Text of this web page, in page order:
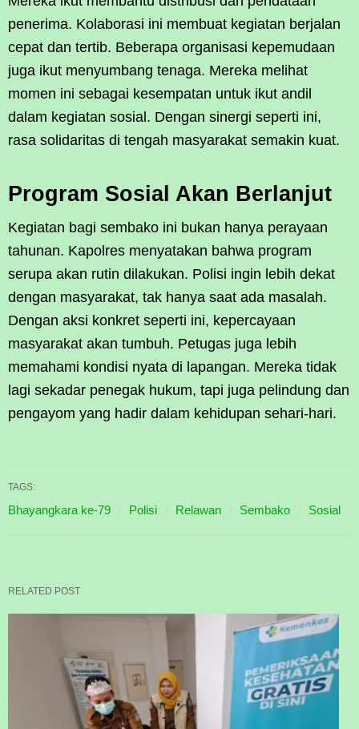
penerima. Kolaborasi ini membuat kegiatan berjalan
cepat dan tertib. Beberapa organisasi kepemudaan
juga ikut menyumbang tenaga. Mereka melihat
momen ini sebagai kesempatan untuk ikut andil
dalam kegiatan sosial. Dengan sinergi seperti ini,
rasa solidaritas di tengah masyarakat semakin kuat.
Program Sosial Akan Berlanjut
Kegiatan bagi sembako ini bukan hanya perayaan
tahunan. Kapolres menyatakan bahwa program
serupa akan rutin dilakukan. Polisi ingin lebih dekat
dengan masyarakat, tak hanya saat ada masalah.
Dengan aksi konkret seperti ini, kepercayaan
masyarakat akan tumbuh. Petugas juga lebih
memahami kondisi nyata di lapangan. Mereka tidak
lagi sekadar penegak hukum, tapi juga pelindung dan
pengayom yang hadir dalam kehidupan sehari-hari.
TAGS:
Bhayangkara ke-79 Polisi Relawan Sembako Sosial
RELATED POST